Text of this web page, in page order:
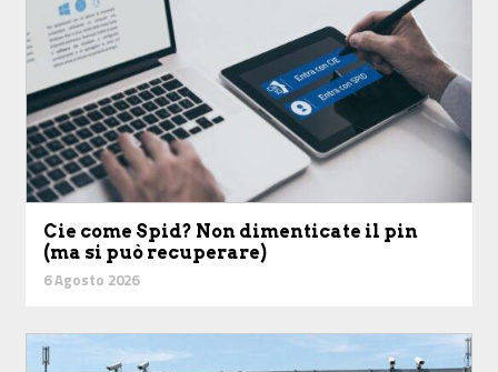
Cie come Spid? Non dimenticate il pin
(ma si può recuperare)
6 Agosto 2026